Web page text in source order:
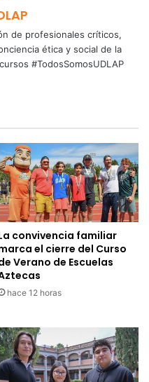
de profesionales críticos,
ética y social de la
#TodosSomosUDLAP
convivencia familiar
el cierre del Curso
Verano de Escuelas
hace 12 horas